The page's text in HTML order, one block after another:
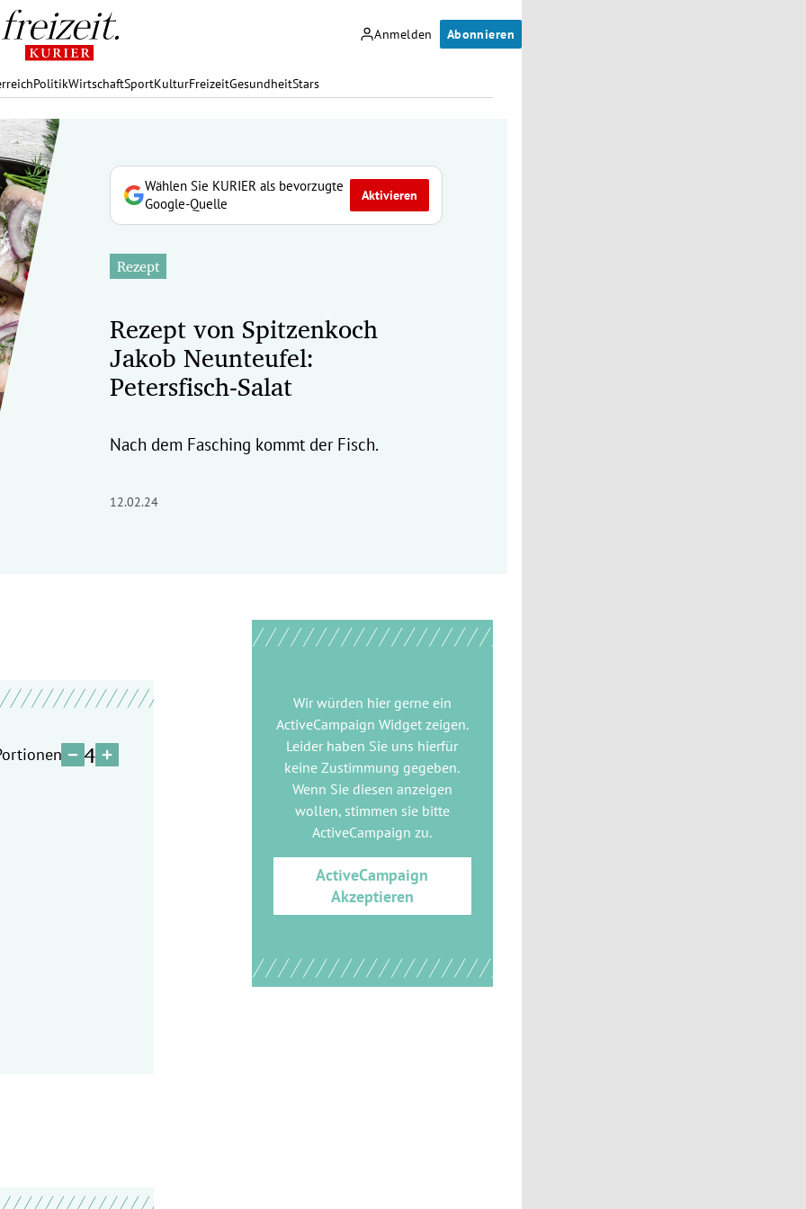
Anmelden Abonnieren
PolitikWirtschaftSportKulturFreizeitGesundheitStars
Wählen Sie KURIER als bevorzugte
Google-Quelle
Aktivieren
Rezept
Rezept von Spitzenkoch
Jakob Neunteufel:
Petersfisch-Salat
Nach dem Fasching kommt der Fisch.
12.02.24
4
Wir würden hier gerne ein
ActiveCampaign Widgetzeigen.
Leider haben Sie uns hierfür
keine Zustimmung gegeben.
Wenn Sie diesen anzeigen
wollen, stimmen sie bitte
ActiveCampaign zu.
ActiveCampaign
Akzeptieren